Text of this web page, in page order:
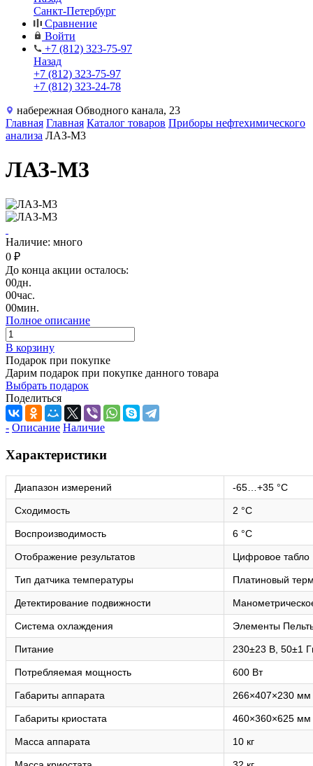
Санкт-Петербург
Сравнение
Войти
+7 (812) 323-75-97
Назад
+7 (812) 323-75-97
+7 (812) 323-24-78
набережная Обводного канала, 23
Главная Главная Каталог товаров Приборы нефтехимического
анализа ЛАЗ-М3
ЛАЗ-М3
Наличие: много
0 ₽
До конца акции осталось:
00дн.
00час.
00мин.
Полное описание
В корзину
Подарок при покупке
Дарим подарок при покупке данного товара
Выбрать подарок
Поделиться
- Описание Наличие
Характеристики
Диапазон измерений -65…+35 °C
Сходимость 2 °C
Воспроизводимость 6 °C
Отображение результатов Цифровое табло
Тип датчика температуры Платиновый
Детектирование подвижности
Система охлаждения Элементы
Питание 230±23 В, 50±1
Потребляемая мощность 600 Вт
Габариты аппарата 266×407×230 мм
Габариты криостата 460×360×625 мм
Масса аппарата 10 кг